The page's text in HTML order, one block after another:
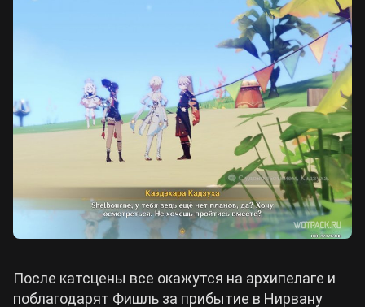
После катсцены все окажутся на архипелаге и
поблагодарят Фишль за прибытие в Нирвану